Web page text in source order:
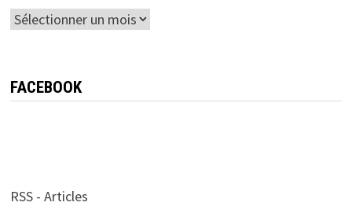
Archives
FACEBOOK
RSS - Articles